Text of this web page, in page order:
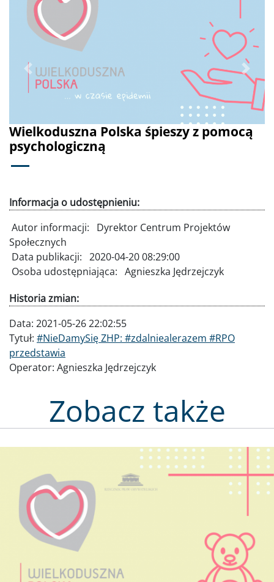
Wielkoduszna Polska śpieszy z pomocą
psychologiczną
Poprzednie Dalej
Informacja o udostępnieniu:
Autor informacji:
Dyrektor Centrum Projektów
Społecznych
Data publikacji: 2020-04-20 08:29:00
Osoba udostępniająca: Agnieszka Jędrzejczyk
Historia zmian:
Data: 2021-05-26 22:02:55
Tytuł: #NieDamySię ZHP: #zdalniealerazem #RPO
przedstawia
Operator: Agnieszka Jędrzejczyk
Zobacz także